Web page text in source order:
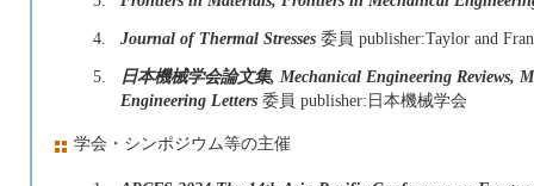
4.
Journal of Thermal Stresses 委員 publisher:Taylor and
5.
日本機械学会論文集, Mechanical Engineering Reviews,
Engineering Letters 委員 publisher:日本機械学会
学会・シンポジウム等の主催